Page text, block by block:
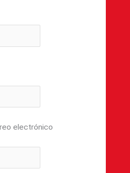
electrónico